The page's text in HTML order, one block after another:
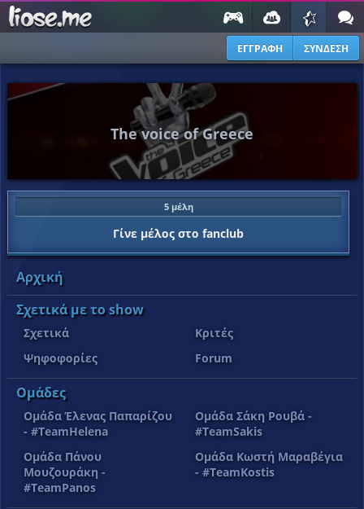
ΕΓΓΡΑΦΗ ΣΥΝΔΕΣΗ
The voice of Greece
5 μέλη
Γίνε μέλος στο fanclub
Αρχική
Σχετικά με το show
Σχετικά
Κριτές
Ψηφοφορίες
Forum
Ομάδες
Ομάδα Έλενας Παπαρίζου
- #TeamHelena
Ομάδα Σάκη Ρουβά -
#TeamSakis
Ομάδα Πάνου
Μουζουράκη -
#TeamPanos
Ομάδα Κωστή Μαραβέγια
- #TeamKostis